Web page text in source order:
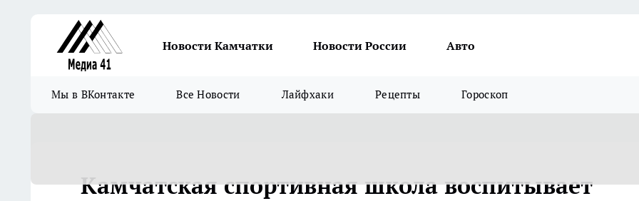
Новости Камчатки Новости России Авто
Мы в ВКонтакте Все Новости Лайфхаки Рецепты Гороскоп
Камчатская спортивная школа воспитывает